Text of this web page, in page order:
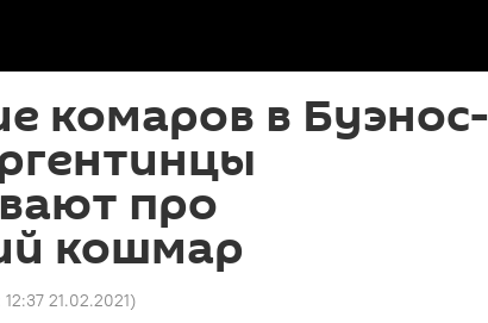
комаров в Буэнос-
про
кошмар
12:37 21.02.2021)